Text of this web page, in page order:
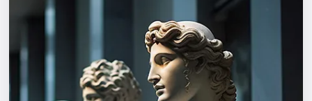
Квесты
Экскурсии
Спорт